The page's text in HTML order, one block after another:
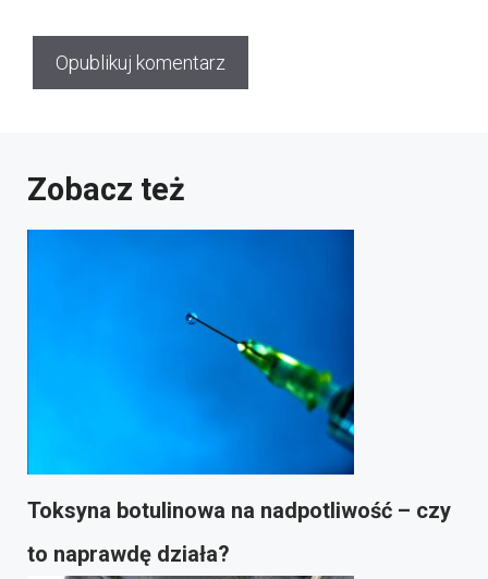
Zobacz też
Toksyna botulinowa na nadpotliwość – czy
to naprawdę działa?